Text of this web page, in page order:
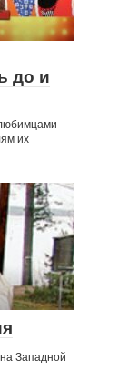
до и
их
Западной